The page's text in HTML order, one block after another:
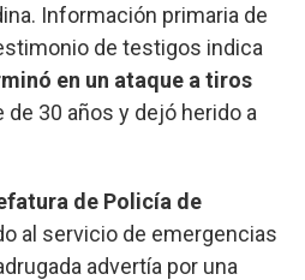
Información primaria de
de testigos indica
en un ataque a tiros
30 años y dejó herido a
de Policía de
al servicio de emergencias
advertía por una